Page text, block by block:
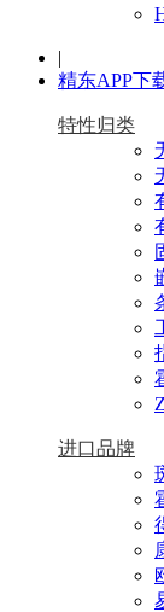
|
精东APP下
特性归类
进口品牌